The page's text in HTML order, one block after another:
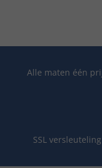
Alle maten één
SSL versleuteling